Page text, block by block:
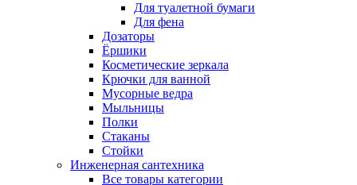
Для туалетной бумаги
Для фена
Дозаторы
Ёршики
Косметические зеркала
Крючки для ванной
Мусорные ведра
Мыльницы
Полки
Стаканы
Стойки
Инженерная сантехника
Все товары категории